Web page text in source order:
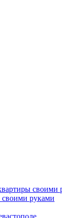
своими
своими руками